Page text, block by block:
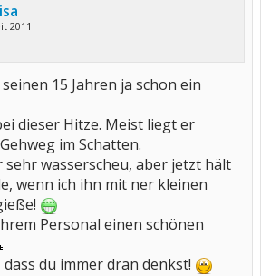
2011
15 Jahren ja schon ein
dieser Hitze. Meist liegt er
im Schatten.
sehr wasserscheu, aber jetzt hält
wenn ich ihn mit ner kleinen
Personal einen schönen
dass du immer dran denkst!